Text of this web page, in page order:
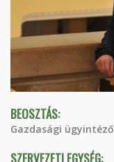
BEOSZTÁS:
Gazdasági ügyintéző
SZERVEZETI EGYSÉG: